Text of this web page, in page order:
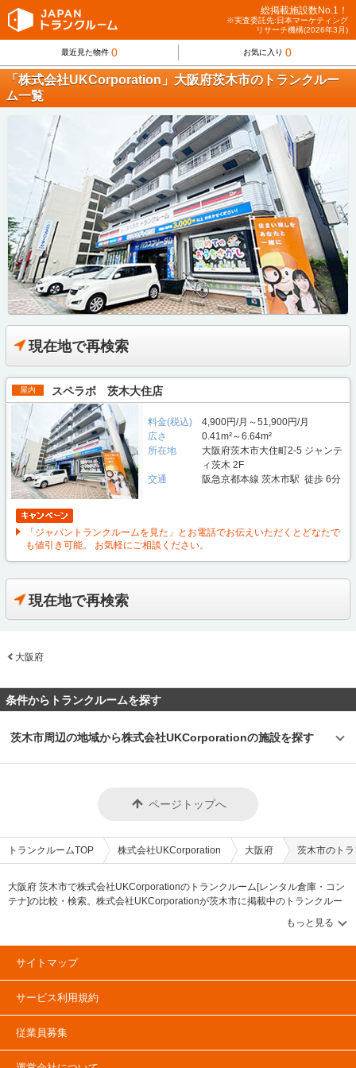
総掲載施設数No.1！
※実査委託先:日本マーケティング
リサーチ機構(2026年3月)
最近見た物件 0 お気に入り 0
「株式会社UKCorporation」大阪府茨木市のトランクルー
ム一覧
現在地で再検索
屋内 スペラボ 茨木大住店
料金(税込)
4,900円/月～51,900円/月
広さ
0.41m²～6.64m²
所在地
大阪府茨木市大住町2-5 ジャンテ
ィ茨木 2F
交通
阪急京都本線 茨木市駅 徒歩 6分
「ジャパントランクルームを見た」とお電話でお伝えいただくとどなたで
も値引き可能。 お気軽にご相談ください。
現在地で再検索
大阪府
条件からトランクルームを探す
茨木市周辺の地域から株式会社UKCorporationの施設を探す
ページトップへ
トランクルームTOP 株式会社UKCorporation 大阪府 茨木市のト
大阪府 茨木市で株式会社UKCorporationのトランクルーム[レンタル倉庫・コン
テナ]の比較・検索。株式会社UKCorporationが茨木市に掲載中のトランクルー
ム・レンタル倉庫・レンタルコンテナなどの収納スペースを、借りたい地域か
ら探して、広さ・料金[賃料]・セキュリティ・空調完備・24時間出し入れ可能な
どの希望条件で絞込み！豊富な物件数から様々な方法でご希望の収納スペース
を簡単に探せるトランクルーム情報サイトです。株式会社UKCorporationで気
サイトマップ
サービス利用規約
従業員募集